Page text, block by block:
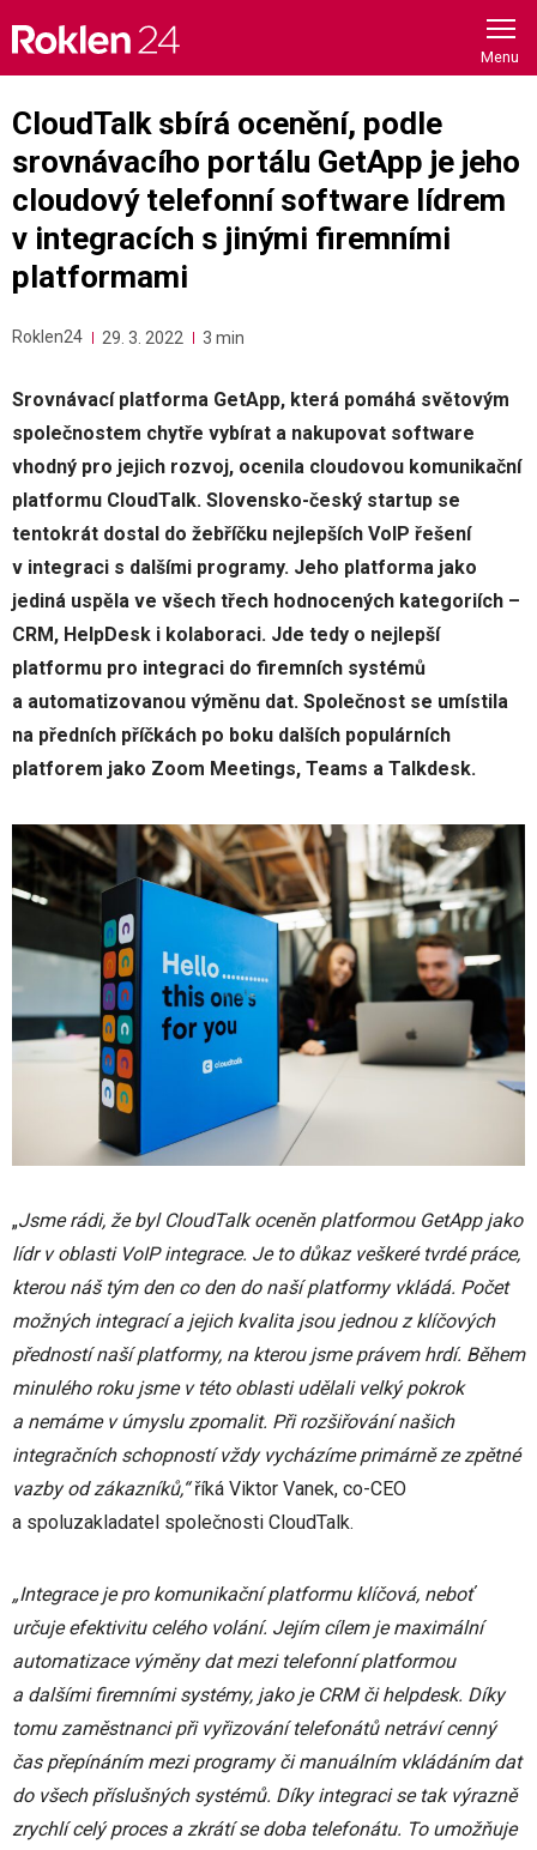
content
CloudTalk sbírá ocenění, podle
srovnávacího portálu GetApp je jeho
cloudový telefonní software lídrem
v integracích s jinými firemními
platformami
Roklen24 29. 3. 2022 3 min
Srovnávací platforma GetApp, která pomáhá světovým
společnostem chytře vybírat a nakupovat software
vhodný pro jejich rozvoj, ocenila cloudovou komunikační
platformu CloudTalk. Slovensko-český startup se
tentokrát dostal do žebříčku nejlepších VoIP řešení
v integraci s dalšími programy. Jeho platforma jako
jediná uspěla ve všech třech hodnocených kategoriích –
CRM, HelpDesk i kolaboraci. Jde tedy o nejlepší
platformu pro integraci do firemních systémů
a automatizovanou výměnu dat. Společnost se umístila
na předních příčkách po boku dalších populárních
platforem jako Zoom Meetings, Teams a Talkdesk.
„Jsme rádi, že byl CloudTalk oceněn platformou GetApp jako
lídr v oblasti VoIP integrace. Je to důkaz veškeré tvrdé práce,
kterou náš tým den co den do naší platformy vkládá. Počet
možných integrací a jejich kvalita jsou jednou z klíčových
předností naší platformy, na kterou jsme právem hrdí. Během
minulého roku jsme v této oblasti udělali velký pokrok
a nemáme v úmyslu zpomalit. Při rozšiřování našich
integračních schopností vždy vycházíme primárně ze zpětné
vazby od zákazníků,“říká Viktor Vanek, co-CEO
a spoluzakladatel společnosti CloudTalk.
„Integrace je pro komunikační platformu klíčová, neboť
určuje efektivitu celého volání. Jejím cílem je maximální
automatizace výměny dat mezi telefonní platformou
a dalšími firemními systémy, jako je CRM či helpdesk. Díky
tomu zaměstnanci při vyřizování telefonátů netráví cenný
čas přepínáním mezi programy či manuálním vkládáním dat
do všech příslušných systémů. Díky integraci se tak výrazně
zrychlí celý proces a zkrátí se doba telefonátu. To umožňuje